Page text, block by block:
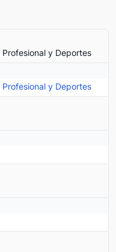
y Deportes
y Deportes